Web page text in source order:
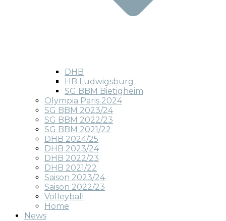
DHB
HB Ludwigsburg
SG BBM Bietigheim
Olympia Paris 2024
SG BBM 2023/24
SG BBM 2022/23
SG BBM 2021/22
DHB 2024/25
DHB 2023/24
DHB 2022/23
DHB 2021/22
Saison 2023/24
Saison 2022/23
Volleyball
Home
News